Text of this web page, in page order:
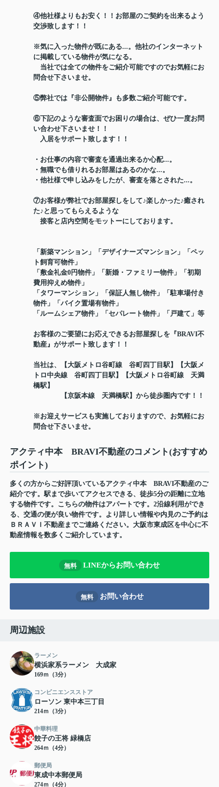
④他社様よりもお安く！！お部屋のご契約を出来るよう
交渉致します！！
※気に入った物件が既にある...。他社のインターネット
に掲載している物件が気になる。
当社では全ての物件をご紹介可能ですのでお気軽にお
問合せ下さいませ。
⑤弊社では『非公開物件』も多数ご紹介可能です。
⑥下記のような審査面でお困りの場合は、ぜひ一度お問
い合わせ下さいませ！！
入居をサポート致します！！
・お仕事の内容で審査を通過出来るか心配...。
・無職でも借りれるお部屋はあるのかな...。
・他社様で申し込みをしたが、審査を落とされた...。
⑦お客様が弊社でお部屋探しをして♪楽しかった♪癒され
た♪と思ってもらえるような
接客と店内空間をモットーにしております。
「新築マンション」「デザイナーズマンション」「ペッ
ト飼育可物件」
「敷金礼金0円物件」「新婚・ファミリー物件」「初期
費用抑えめ物件」
「タワーマンション」「保証人無し物件」「駐車場付き
物件」「バイク置場有物件」
「ルームシェア物件」「セパレート物件」「戸建て」等
お客様のご要望にお応えできるお部屋探しを『BRAVI不
動産』がサポート致します！！
当社は、【大阪メトロ谷町線 谷町四丁目駅】【大阪メ
トロ中央線 谷町四丁目駅】【大阪メトロ谷町線 天満
橋駅】
【京阪本線 天満橋駅】から徒歩圏内です！！
※お迎えサービスも実施しておりますので、お気軽にお
問合せ下さいませ。
アクティ中本 BRAVI不動産のコメント(おすすめ
ポイント)
多くの方からご好評頂いているアクティ中本 BRAVI不動産のご
紹介です。駅まで歩いてアクセスできる、徒歩5分の距離に立地
する物件です。こちらの物件はアパートです。2沿線利用ができ
る、交通の便が良い物件です。より詳しい情報や内見のご予約は
ＢＲＡＶＩ不動産までご連絡ください。大阪市東成区を中心に不
動産情報を数多くご紹介しています。
無料 LINEからお問い合わせ
無料 お問い合わせ
周辺施設
ラーメン
横浜家系ラーメン 大成家
169ｍ（3分）
コンビニエンスストア
ローソン 東中本三丁目
214ｍ（3分）
中華料理
餃子の王将 緑橋店
264ｍ（4分）
郵便局
東成中本郵便局
274ｍ（4分）